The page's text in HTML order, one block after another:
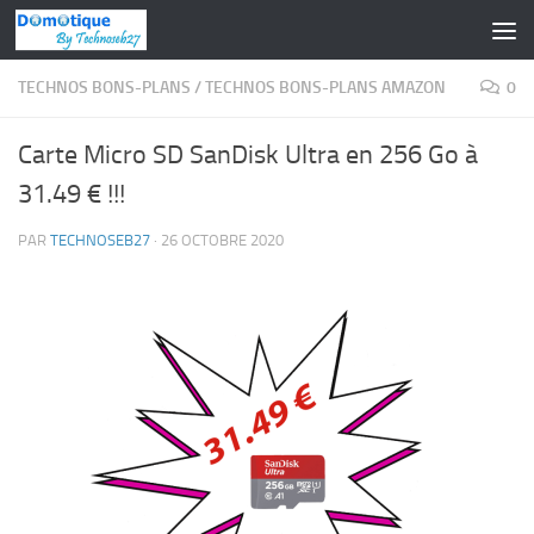
Skip to content
TECHNOS BONS-PLANS /TECHNOS BONS-PLANS AMAZON 0
Carte Micro SD SanDisk Ultra en 256 Go à
31.49 € !!!
PAR TECHNOSEB27 · 26 OCTOBRE 2020